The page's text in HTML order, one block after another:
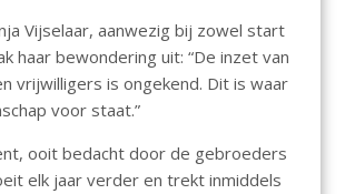
Vijselaar, aanwezig bij zowel start
haar bewondering uit: “De inzet van
vrijwilligers is ongekend. Dit is waar
voor staat.”
ooit bedacht door de gebroeders
elk jaar verder en trekt inmiddels